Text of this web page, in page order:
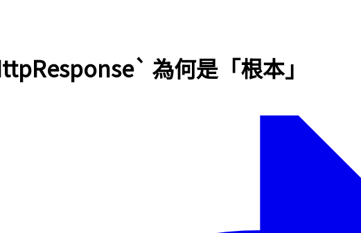
為何是「根本」